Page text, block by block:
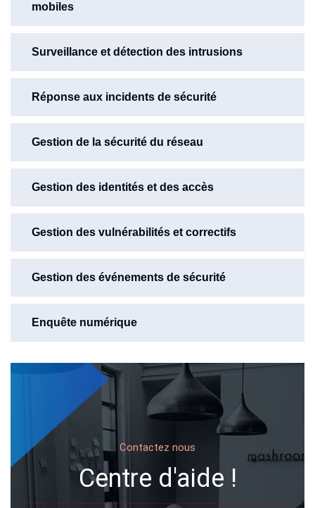
mobiles
Surveillance et détection des intrusions
Réponse aux incidents de sécurité
Gestion de la sécurité du réseau
Gestion des identités et des accès
Gestion des vulnérabilités et correctifs
Gestion des événements de sécurité
Enquête numérique
Contactez nous
Centre d'aide !